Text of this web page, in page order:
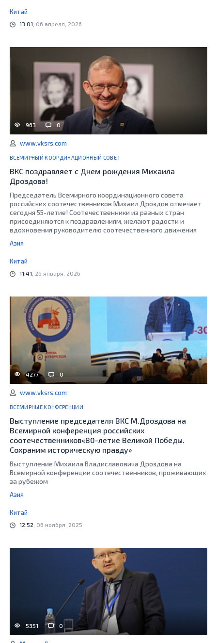
Китай
13:01 , 06 апреля, 2026
963 0
www.vksrs.com
ВСЕМИРНЫЙ КООРДИНАЦИОННЫЙ СОВЕТ
ВКС поздравляет с Днем рождения Михаила
Дроздова!
Председатель Всемирного координационного совета
российских соотечественников Михаил Дроздов отмечает
сегодня 55-летие! Соотечественники из разных стран
присоединяются к поздравлениям, желают радости и
вдохновения руководителю соотечественного движения
Азия
Китай
11:41 , 26 января, 2026
4277 0
www.vksrs.com
ВСЕМИРНЫЕ КОНФЕРЕНЦИИ
Выступление председателя ВКС М.Дроздова на
Всемирной конференция российских
соотечественников«80-летие Великой Победы.
Сохраним историческую правду»
Выступление Михаила Владиславовича Дроздова на
Всемирной конференции соотечественников, проживающих
за рубежом
Азия
Китай
12:52 , 06 ноября, 2025
5351 0